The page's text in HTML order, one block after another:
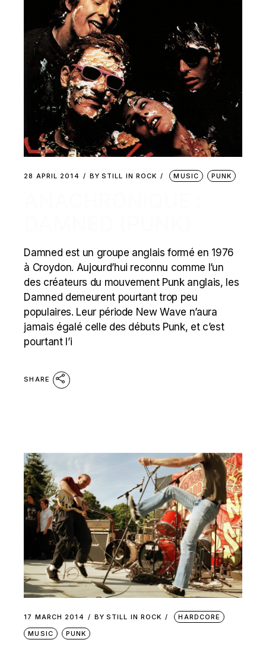
28 APRIL 2014 BY STILL IN ROCK MUSIC PUNK
Damned est un groupe anglais formé en 1976
à Croydon. Aujourd’hui reconnu comme l’un
des créateurs du mouvement Punk anglais, les
Damned demeurent pourtant trop peu
populaires. Leur période New Wave n’aura
jamais égalé celle des débuts Punk, et c’est
pourtant l’i
SHARE
17 MARCH 2014 BY STILL IN ROCK
HARDCORE
MUSIC
PUNK